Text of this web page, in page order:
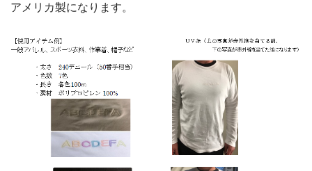
アメリカ製になります。